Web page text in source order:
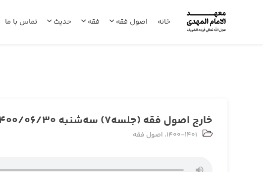
خانه اصول فقه فقه حدیث تماس با ما
خارج اصول فقه (جلسه7) سه‌شنبه 1400/06/30
1400-1401، اصول فقه